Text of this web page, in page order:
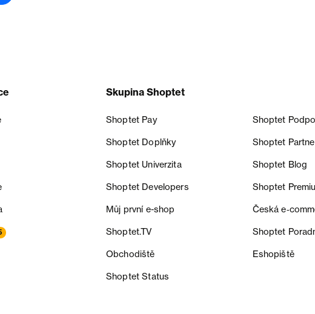
Skupina Shoptet
Shoptet Pay Shoptet
Shoptet Doplňky Shoptet
Shoptet Univerzita Shoptet Blog
Shoptet Developers Shoptet
Můj první e-shop Česká
Shoptet.TV Shoptet
Obchodiště Eshopiště
Shoptet Status